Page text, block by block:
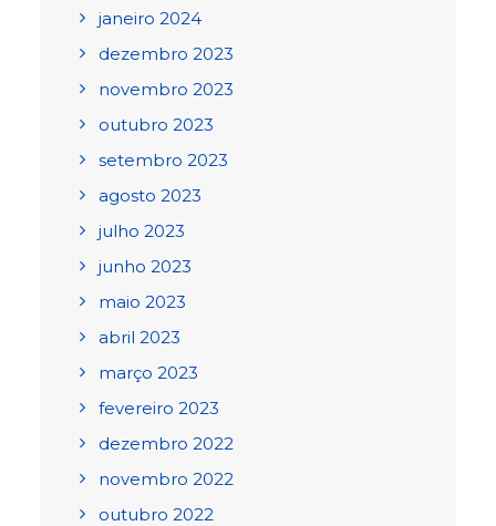
janeiro 2024
dezembro 2023
novembro 2023
outubro 2023
setembro 2023
agosto 2023
julho 2023
junho 2023
maio 2023
abril 2023
março 2023
fevereiro 2023
dezembro 2022
novembro 2022
outubro 2022